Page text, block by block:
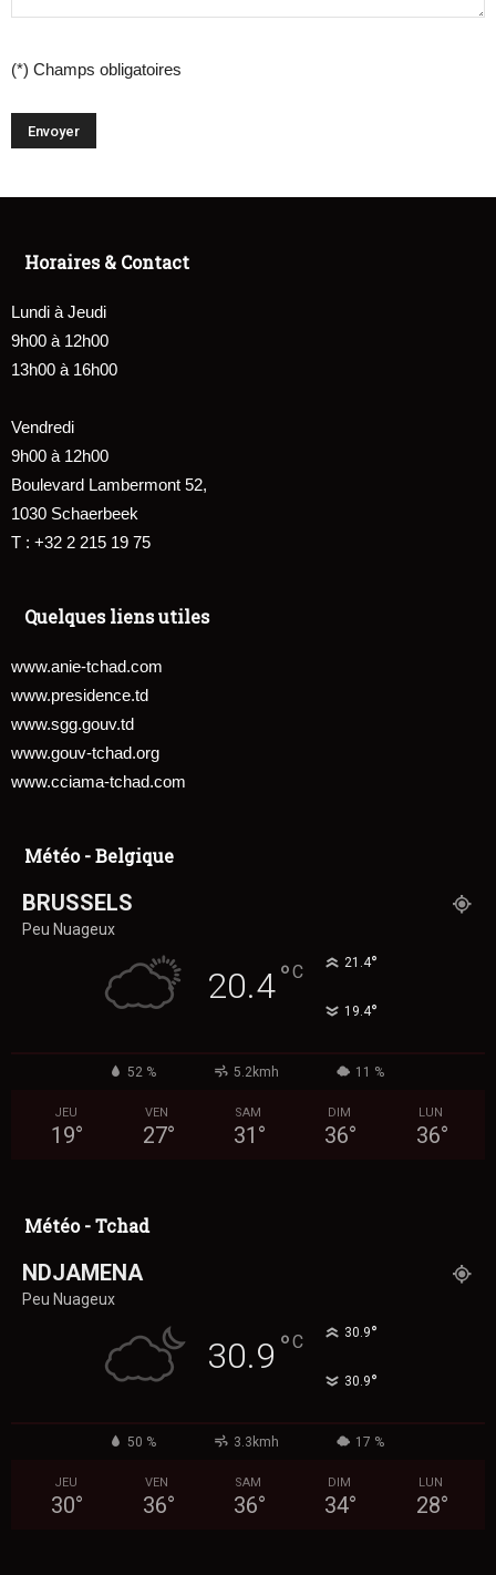
(*) Champs obligatoires
Horaires & Contact
Lundi à Jeudi
9h00 à 12h00
13h00 à 16h00
Vendredi
9h00 à 12h00
Boulevard Lambermont 52,
1030 Schaerbeek
T : +32 2 215 19 75
Quelques liens utiles
www.anie-tchad.com
www.presidence.td
www.sgg.gouv.td
www.gouv-tchad.org
www.cciama-tchad.com
Météo - Belgique
BRUSSELS
Peu Nuageux
20.4°C 21.4°
19.4°
52 % 5.2kmh 11 %
JEU
19°
VEN
27°
SAM
31 °
DIM
36°
LUN
36°
Météo - Tchad
NDJAMENA
Peu Nuageux
30.9 °C 30.9°
30.9°
50 % 3.3kmh 17 %
JEU
30°
VEN
36°
SAM
36°
DIM
34°
LUN
28°